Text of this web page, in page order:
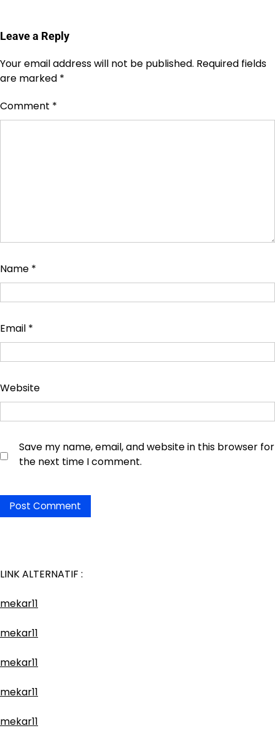
Leave a Reply
Your email address will not be published. Required fields
are marked *
Comment *
Name *
Email *
Website
Save my name, email, and website in this browser for
the next time I comment.
LINK ALTERNATIF :
mekar11
mekar11
mekar11
mekar11
mekar11